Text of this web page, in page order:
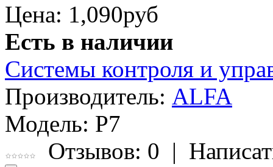
Цена: 1,090руб
Есть в наличии
Системы контроля и
Производитель: ALFA
Модель: Р7
Отзывов: 0 |